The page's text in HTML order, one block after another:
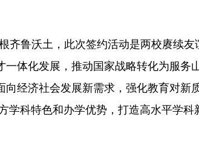
鲁沃土，此次签约活动是两校赓续友
体化发展，推动国家战略转化为服务
经济社会发展新需求，强化教育对
学科特色和办学优势，打造高水平学